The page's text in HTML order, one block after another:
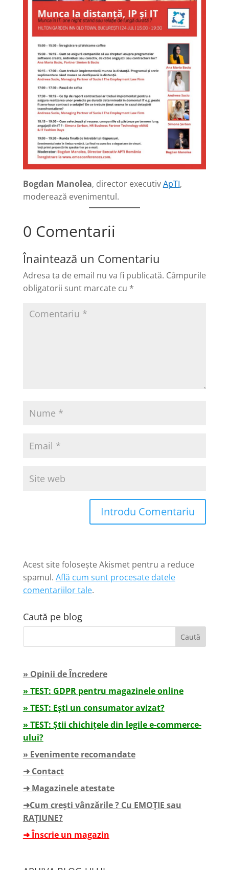
Bogdan Manolea, director executivApTI,
moderează evenimentul.
0 Comentarii
Înaintează un Comentariu
Adresa ta de email nu va fi publicată. Câmpurile
obligatorii sunt marcate cu *
Introdu Comentariu
Acest site folosește Akismet pentru a reduce
spamul. Află cum sunt procesate datele
comentariilor tale.
Caută pe blog
» Opinii de Încredere
» TEST: GDPR pentru magazinele online
» TEST: Ești un consumator avizat?
» TEST: Știi chichițele din legile e-commerce-
ului?
» Evenimente recomandate
➜ Contact
➜ Magazinele atestate
➜Cum crești vânzările ? Cu EMOȚIE sau
RAȚIUNE?
➜ Înscrie un magazin